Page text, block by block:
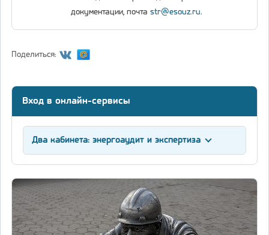
документации, почта str@esouz.ru.
Поделиться:
Вход в онлайн-сервисы
Два кабинета: энергоаудит и экспертиза